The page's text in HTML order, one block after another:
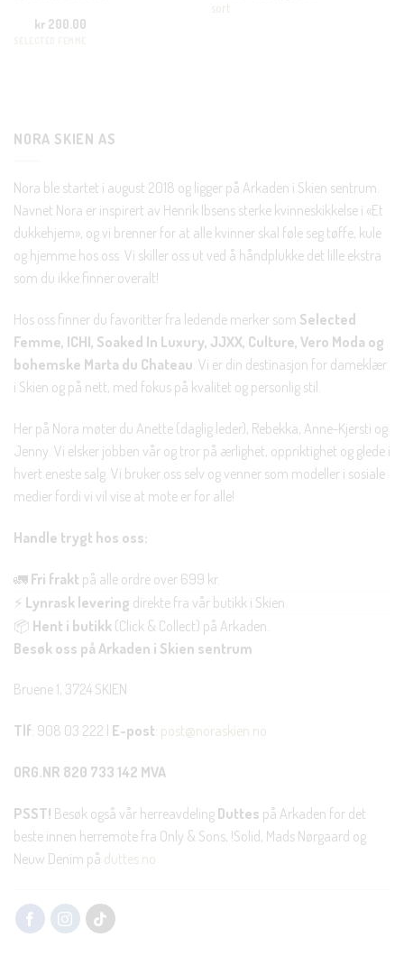
kr200.00
sort
NORA SKIEN AS
Nora ble startet i august 2018 og ligger på Arkaden i Skien sentrum.
Navnet Nora er inspirert av Henrik Ibsens sterke kvinneskikkelse i «Et
dukkehjem», og vi brenner for at alle kvinner skal føle seg tøffe, kule
og hjemme hos oss. Vi skiller oss ut ved å håndplukke det lille ekstra
som du ikke finner overalt!
Hos oss finner du favoritter fra ledende merker som Selected
Femme, ICHI, Soaked In Luxury, JJXX, Culture, Vero Moda og
bohemske Marta du Chateau. Vi er din destinasjon for dameklær
i Skien og på nett, med fokus på kvalitet og personlig stil.
Her på Nora møter du Anette (daglig leder), Rebekka, Anne-Kjersti og
Jenny. Vi elsker jobben vår og tror på ærlighet, oppriktighet og glede i
hvert eneste salg. Vi bruker oss selv og venner som modeller i sosiale
medier fordi vi vil vise at mote er for alle!
Handle trygt hos oss:
🚛 Fri frakt på alle ordre over 699 kr.
⚡ Lynrask levering direkte fra vår butikk i Skien.
📦 Hent i butikk (Click & Collect) på Arkaden.
Besøk oss på Arkaden i Skien sentrum
Bruene 1, 3724 SKIEN
Tlf: 908 03 222 | E-post: post@noraskien.no
ORG.NR 820 733 142 MVA
PSST! Besøk også vår herreavdeling Duttes på Arkaden for det
beste innen herremote fra Only & Sons, !Solid, Mads Nørgaard og
Neuw Denim på duttes.no
JA, HENT MIN RABATTKODE!